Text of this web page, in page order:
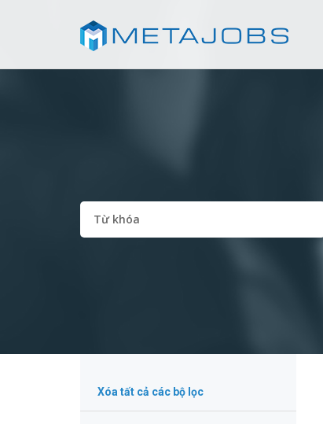
Xóa tất cả các bộ lọc